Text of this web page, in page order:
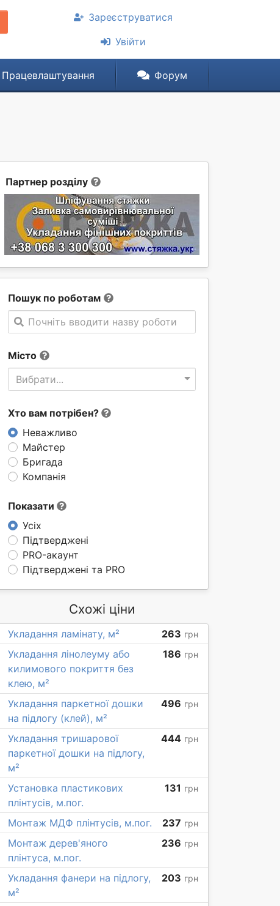
Зареєструватися
Увійти
Працевлаштування Форум
Партнер розділу
Пошук по роботам
Почніть вводити назву роботи
Місто
Вибрати...
Хто вам потрібен?
Неважливо
Майстер
Бригада
Компанія
Показати
Усіх
Підтверджені
PRO-акаунт
Підтверджені та PRO
Схожі ціни
Укладання ламінату, м² 263 грн
Укладання лінолеуму або
килимового покриття без
клею, м²
186 грн
Укладання паркетної дошки
на підлогу (клей), м²
496 грн
Укладання тришарової
паркетної дошки на підлогу,
м²
444 грн
Установка пластикових
плінтусів, м.пог.
131 грн
Монтаж МДФ плінтусів, м.пог. 237 грн
Монтаж дерев'яного
плінтуса, м.пог.
236 грн
Укладання фанери на підлогу,
м²
203 грн